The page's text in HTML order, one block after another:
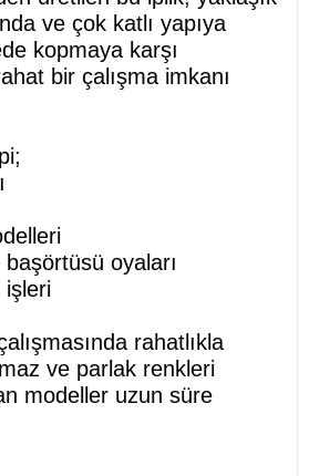
ve çok katlı yapıya
kopmaya karşı
bir çalışma imkanı
oyaları
rahatlıkla
ve parlak renkleri
modeller uzun süre